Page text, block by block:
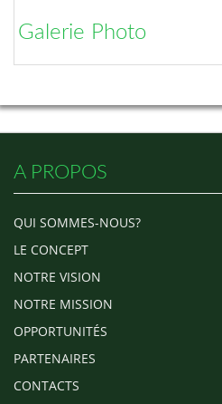
Galerie Photo
A PROPOS
QUI SOMMES-NOUS?
LE CONCEPT
NOTRE VISION
NOTRE MISSION
OPPORTUNITÉS
PARTENAIRES
CONTACTS